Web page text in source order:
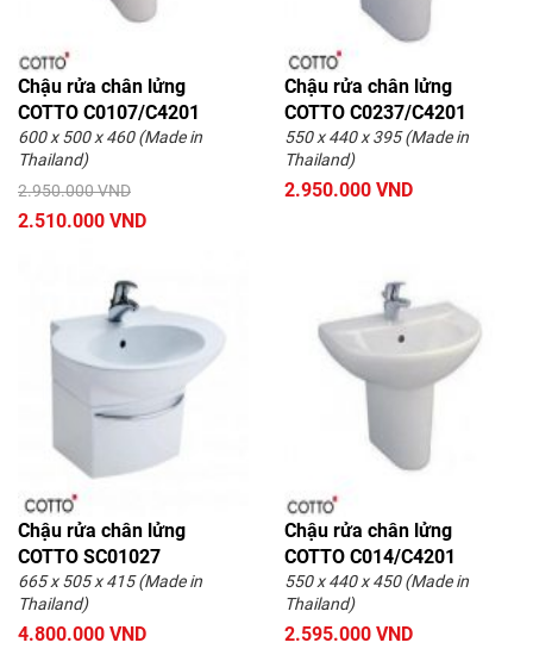
Chậu rửa chân lửng
COTTO C0107/C4201
600 x 500 x 460 (Made in
Thailand)
2.950.000 VND
2.510.000 VND
Chậu rửa chân lửng
COTTO C0237/C4201
550 x 440 x 395 (Made in
Thailand)
2.950.000 VND
Chậu rửa chân lửng
COTTO SC01027
665 x 505 x 415 (Made in
Thailand)
4.800.000 VND
Chậu rửa chân lửng
COTTO C014/C4201
550 x 440 x 450 (Made in
Thailand)
2.595.000 VND